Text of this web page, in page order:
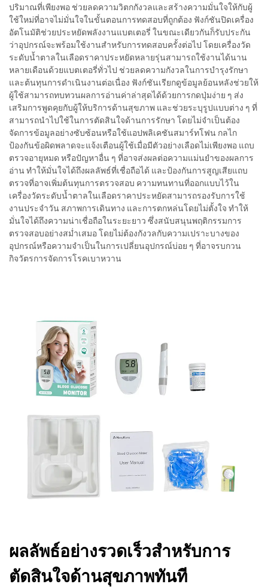
ปริมาณที่เพียงพอ ช่วยลดความวิตกกังวลและสร้างความมั่นใจให้กับผู้
ใช้ใหม่ที่อาจไม่มั่นใจในขั้นตอนการทดสอบที่ถูกต้อง ฟังก์ชันปิดเครื่อง
อัตโนมัติช่วยประหยัดพลังงานแบตเตอรี่ ในขณะเดียวกันก็รับประกัน
ว่าอุปกรณ์จะพร้อมใช้งานสำหรับการทดสอบครั้งต่อไป โดยเครื่องวัด
ระดับน้ำตาลในเลือดราคาประหยัดหลายรุ่นสามารถใช้งานได้นาน
หลายเดือนด้วยแบตเตอรี่ทั่วไป ช่วยลดความกังวลในการบำรุงรักษา
และต้นทุนการดำเนินงานต่อเนื่อง ฟังก์ชันเรียกดูข้อมูลย้อนหลังช่วยให้
ผู้ใช้สามารถทบทวนผลการอ่านค่าล่าสุดได้ด้วยการกดปุ่มง่าย ๆ ส่ง
เสริมการพูดคุยกับผู้ให้บริการด้านสุขภาพ และช่วยระบุรูปแบบต่าง ๆ ที่
สามารถนำไปใช้ในการตัดสินใจด้านการรักษา โดยไม่จำเป็นต้อง
จัดการข้อมูลอย่างซับซ้อนหรือใช้แอปพลิเคชันสมาร์ทโฟน กลไก
ป้องกันข้อผิดพลาดจะแจ้งเตือนผู้ใช้เมื่อมีตัวอย่างเลือดไม่เพียงพอ แถบ
ตรวจอายุหมด หรือปัญหาอื่น ๆ ที่อาจส่งผลต่อความแม่นยำของผลการ
อ่าน ทำให้มั่นใจได้ถึงผลลัพธ์ที่เชื่อถือได้ และป้องกันการสูญเสียแถบ
ตรวจที่อาจเพิ่มต้นทุนการตรวจสอบ ความทนทานที่ออกแบบไว้ใน
เครื่องวัดระดับน้ำตาลในเลือดราคาประหยัดสามารถรองรับการใช้
งานประจำวัน สภาพการเดินทาง และการตกหล่นโดยไม่ตั้งใจ ทำให้
มั่นใจได้ถึงความน่าเชื่อถือในระยะยาว ซึ่งสนับสนุนพฤติกรรมการ
ตรวจสอบอย่างสม่ำเสมอ โดยไม่ต้องกังวลกับความเปราะบางของ
อุปกรณ์หรือความจำเป็นในการเปลี่ยนอุปกรณ์บ่อย ๆ ที่อาจรบกวน
กิจวัตรการจัดการโรคเบาหวาน
ผลลัพธ์อย่างรวดเร็วสำหรับการ
ตัดสินใจด้านสุขภาพทันที